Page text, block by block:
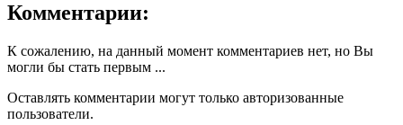
Комментарии:
К сожалению, на данный момент комментариев нет, но Вы
могли бы стать первым ...
Оставлять комментарии могут только авторизованные
пользователи.